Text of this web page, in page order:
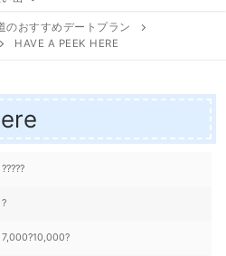
のおすすめデートプラン
HAVE A PEEK HERE
?????
?
7,000?10,000?